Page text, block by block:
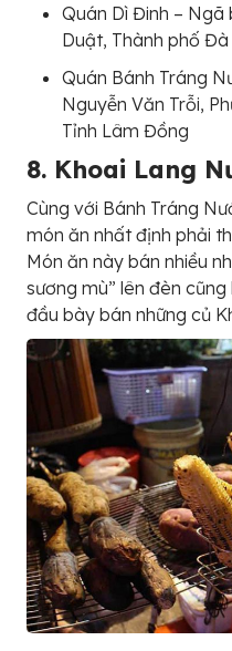
Quán Dì Đinh – Ngã
Duật, Thành phố
Quán Bánh Tráng
Nguyễn Văn Trỗi,
Tỉnh Lâm Đồng
8. Khoai Lang
Cùng với Bánh Tráng
món ăn nhất định phải
Món ăn này bán nhiều
sương mù” lên đèn
đầu bày bán những củ